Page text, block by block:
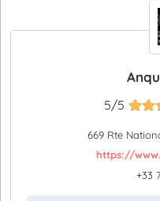
5/5
669 Rte
https://
+33